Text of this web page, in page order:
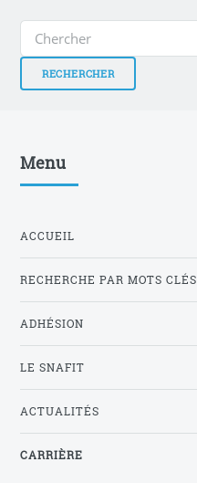
Menu
ACCUEIL
RECHERCHE PAR MOTS CLÉS
ADHÉSION
LE SNAFIT
ACTUALITÉS
CARRIÈRE